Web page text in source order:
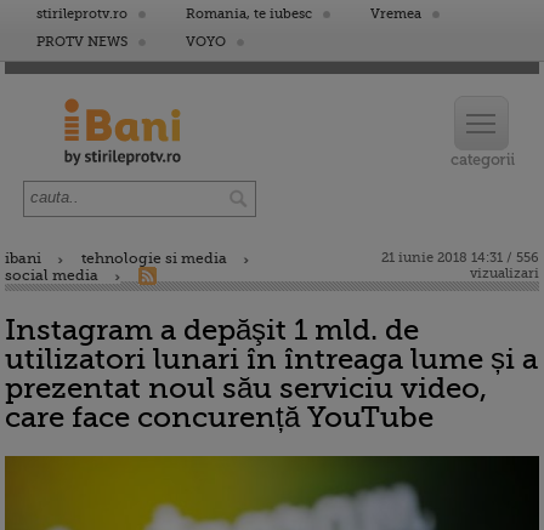
stirileprotv.ro Romania, te iubesc
Vremea
PROTV NEWS
VOYO
ibani
tehnologie si media
social media
21 iunie 2018 14:31 / 556
vizualizari
Instagram a depăşit 1 mld. de
utilizatori lunari în întreaga lume și a
prezentat noul său serviciu video,
care face concurență YouTube